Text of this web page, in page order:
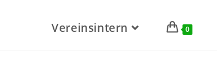
Vereinsintern 0